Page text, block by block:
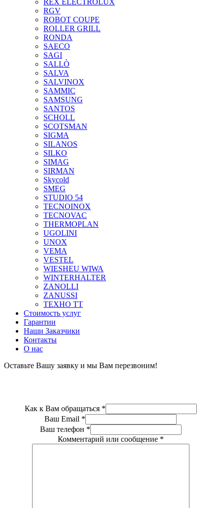
RGV
ROBOT COUPE
ROLLER GRILL
RONDA
SAECO
SAGI
SALLÒ
SALVA
SALVINOX
SAMMIC
SAMSUNG
SANTOS
SCHOLL
SCOTSMAN
SIGMA
SILANOS
SILKO
SIMAG
SIRMAN
Skycold
SMEG
STUDIO 54
TECNOINOX
TECNOVAC
THERMOPLAN
UGOLINI
UNOX
VEMA
VESTEL
WIESHEU WIWA
WINTERHALTER
ZANOLLI
ZANUSSI
ТЕХНО ТТ
Стоимость услуг
Гарантии
Наши Заказчики
Контакты
О нас
Оставьте Вашу заявку и мы Вам перезвоним!
Как к Вам обращаться *
Ваш Email *
Ваш телефон *
Комментарий или сообщение *